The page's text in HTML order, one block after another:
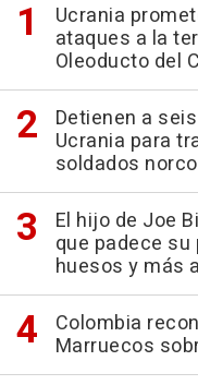
Ucrania
ataques a la
Oleoducto del
Detienen a
Ucrania para
soldados
El hijo de Joe
que padece su
huesos y más
Colombia
Marruecos